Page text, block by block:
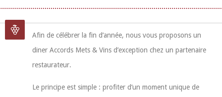
Afin de célébrer la fin d’année, nous vous proposons un
diner Accords Mets & Vins d’exception chez un partenaire
restaurateur.
Le principe est simple : profiter d’un moment unique de